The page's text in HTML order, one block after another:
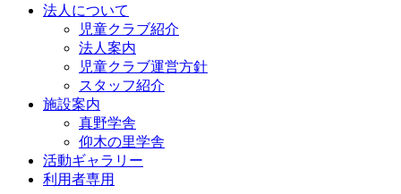
法人について
児童クラブ紹介
法人案内
児童クラブ運営方針
スタッフ紹介
施設案内
真野学舎
仰木の里学舎
活動ギャラリー
利用者専用